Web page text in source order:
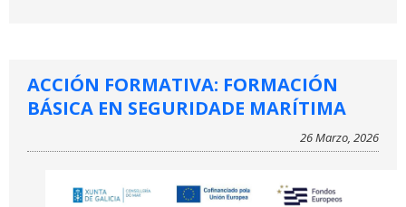
ACCIÓN FORMATIVA: FORMACIÓN
BÁSICA EN SEGURIDADE MARÍTIMA
26 Marzo, 2026